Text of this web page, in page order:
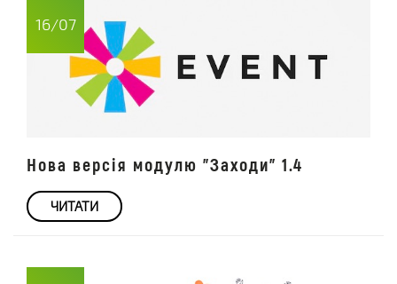
16/07
Нова версія модулю "Заходи" 1.4
ЧИТАТИ